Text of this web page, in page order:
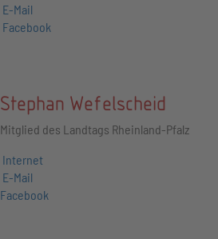
E-Mail
Facebook
Stephan Wefelscheid
Mitglied des Landtags Rheinland-Pfalz
Internet
E-Mail
Facebook